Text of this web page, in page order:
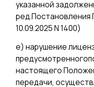
указанной
ред.Постановления
10.09.2025 N 1400)
е) нарушение
настоящего
передачи,